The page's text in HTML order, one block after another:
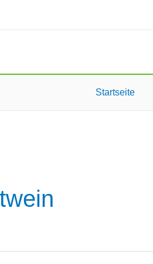
Startseite